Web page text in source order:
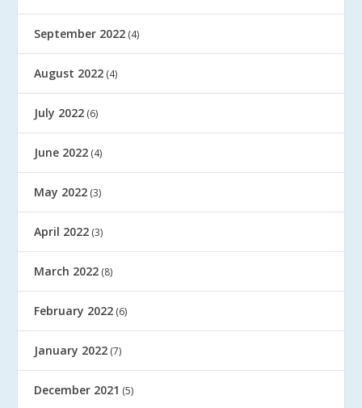
September 2022 (4)
August 2022 (4)
July 2022 (6)
June 2022 (4)
May 2022 (3)
April 2022 (3)
March 2022 (8)
February 2022 (6)
January 2022 (7)
December 2021 (5)